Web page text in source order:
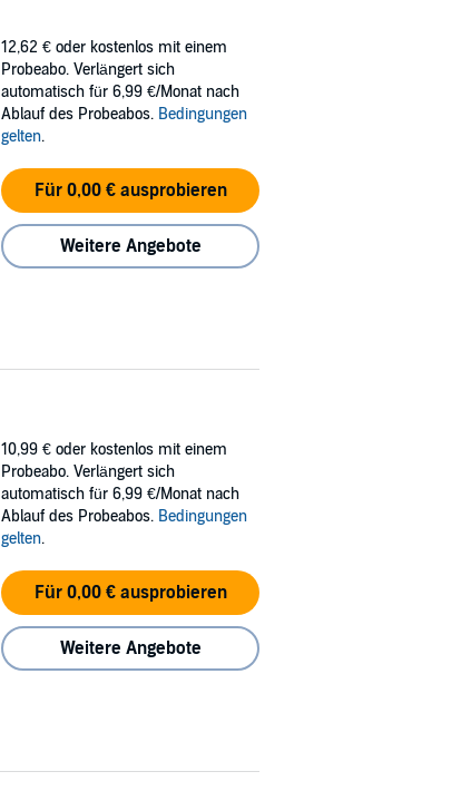
12,62 € oder kostenlos mit einem
Probeabo. Verlängert sich
automatisch für 6,99 €/Monat nach
Ablauf des Probeabos. Bedingungen
gelten.
Für 0,00 € ausprobieren
Weitere Angebote
10,99 € oder kostenlos mit einem
Probeabo. Verlängert sich
automatisch für 6,99 €/Monat nach
Ablauf des Probeabos. Bedingungen
gelten.
Für 0,00 € ausprobieren
Weitere Angebote